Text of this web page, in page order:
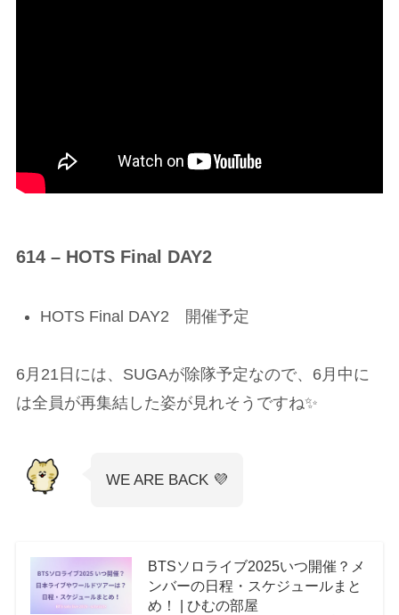
614 – HOTS Final DAY2
HOTS Final DAY2 開催予定
6月21日には、SUGAが除隊予定なので、6月中に
は全員が再集結した姿が見れそうですね✨
WE ARE BACK 💜
BTSソロライブ2025いつ開催？メ
ンバーの日程・スケジュールまと
め！ | ひむの部屋